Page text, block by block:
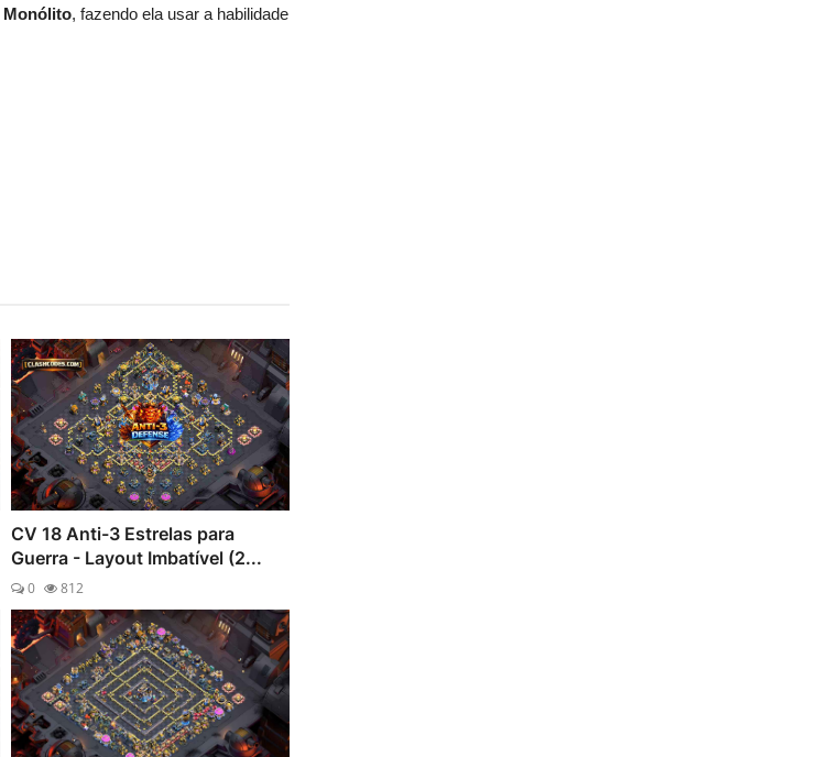
Monólito, fazendo ela usar a habilidade
CV 18 Anti-3 Estrelas para
Guerra - Layout Imbatível (2...
0 812